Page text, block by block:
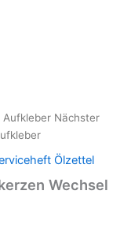
Aufkleber Nächster
Ölzettel
Wechsel